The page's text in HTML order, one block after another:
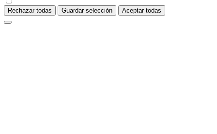
Rechazar todas Guardar selección Aceptar todas